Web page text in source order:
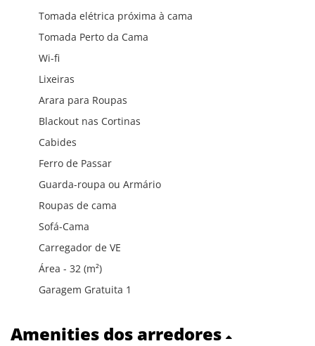
Tomada elétrica próxima à cama
Tomada Perto da Cama
Wi-fi
Lixeiras
Arara para Roupas
Blackout nas Cortinas
Cabides
Ferro de Passar
Guarda-roupa ou Armário
Roupas de cama
Sofá-Cama
Carregador de VE
Área - 32 (m²)
Garagem Gratuita 1
Amenities dos arredores